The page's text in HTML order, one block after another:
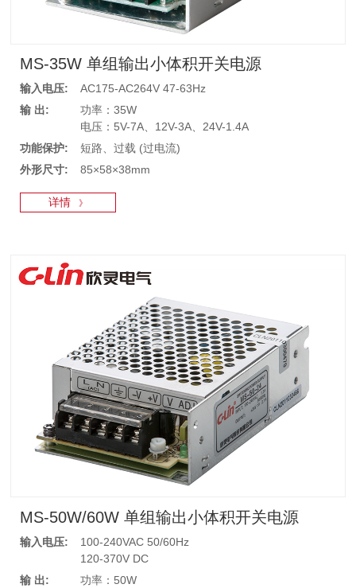
MS-35W 单组输出小体积开关电源
输入电压:
AC175-AC264V 47-63Hz
输 出:
功率：35W
电压：5V-7A、12V-3A、24V-1.4A
功能保护:
短路、过载 (过电流)
外形尺寸:
85×58×38mm
详情 》
MS-50W/60W 单组输出小体积开关电源
输入电压:
100-240VAC 50/60Hz
120-370V DC
输 出:
功率：50W